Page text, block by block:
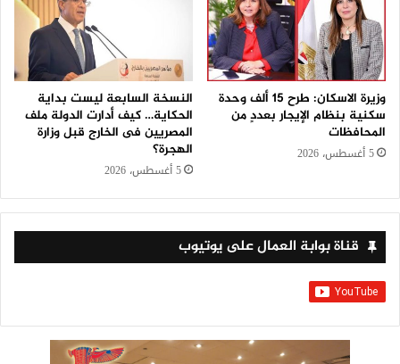
وزيرة الاسكان: طرح 15 ألف وحدة
سكنية بنظام الإيجار بعددٍ من
المحافظات
5 أغسطس، 2026
النسخة السابعة ليست بداية
الحكاية… كيف أدارت الدولة ملف
المصريين فى الخارج قبل وزارة
الهجرة؟
5 أغسطس، 2026
قناة بوابة العمال على يوتيوب